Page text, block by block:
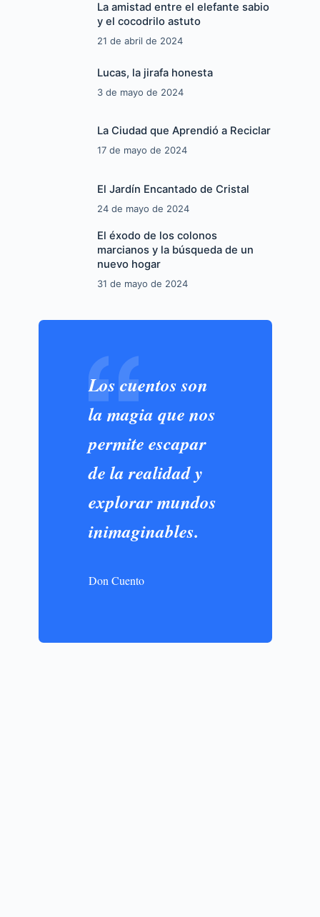
La amistad entre el elefante sabio
y el cocodrilo astuto
21 de abril de 2024
Lucas, la jirafa honesta
3 de mayo de 2024
La Ciudad que Aprendió a Reciclar
17 de mayo de 2024
El Jardín Encantado de Cristal
24 de mayo de 2024
El éxodo de los colonos
marcianos y la búsqueda de un
nuevo hogar
31 de mayo de 2024
Los cuentos son
la magia que nos
permite escapar
de la realidad y
explorar mundos
inimaginables.
Don Cuento